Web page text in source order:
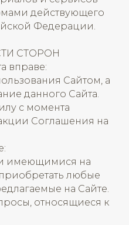
действующего
Федерации.
СТОРОН
вправе:
Сайтом, а
данного Сайта.
с момента
Соглашения на
имеющимися на
любые
на Сайте.
относящиеся к